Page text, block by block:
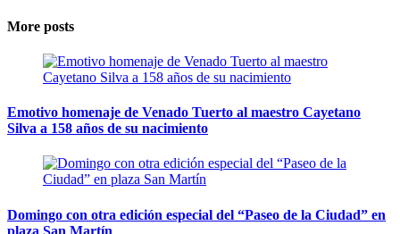
More posts
Emotivo homenaje de Venado Tuerto al maestro Cayetano
Silva a 158 años de su nacimiento
Domingo con otra edición especial del “Paseo de la Ciudad” en
plaza San Martín